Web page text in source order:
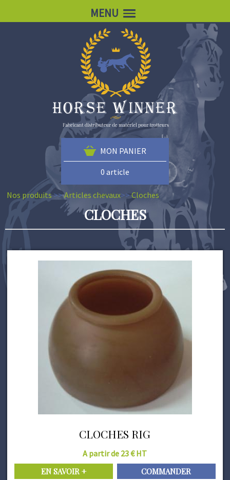
MON PANIER
0 article
MENU
Nos produits>>Articles chevaux>>Cloches
CLOCHES
CLOCHES RIG
A partir de 23 € HT
EN SAVOIR +
COMMANDER